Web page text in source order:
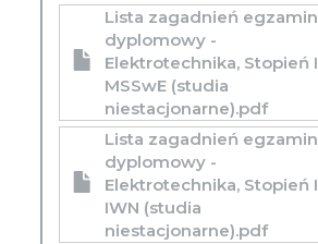
Lista zagadnień egzamin
dyplomowy -
Elektrotechnika, Stopień I
MSSwE (studia
niestacjonarne).pdf
Lista zagadnień egzamin
dyplomowy -
Elektrotechnika, Stopień I
IWN (studia
niestacjonarne).pdf